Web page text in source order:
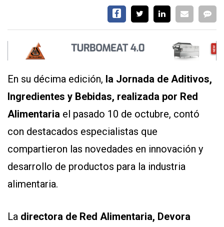
En su décima edición, la Jornada de Aditivos,
Ingredientes y Bebidas, realizada por Red
Alimentaria el pasado 10 de octubre, contó
con destacados especialistas que
compartieron las novedades en innovación y
desarrollo de productos para la industria
alimentaria.
La directora de Red Alimentaria, Devora